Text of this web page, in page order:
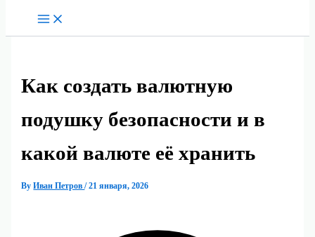
Как создать валютную
подушку безопасности и в
какой валюте её хранить
ByИван Петров/21 января, 2026